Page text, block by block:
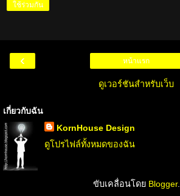
ใช้ร่วมกัน
‹ หน้าแรก
ดูเวอร์ชันสำหรับเว็บ
เกี่ยวกับฉัน
KornHouse Design
ดูโปรไฟล์ทั้งหมดของฉัน
ขับเคลื่อนโดย Blogger.